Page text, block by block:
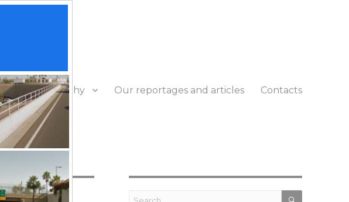
Geography Our reportages and articles Contacts
Search
SEARCH